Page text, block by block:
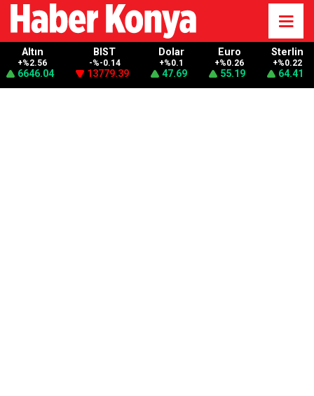
Altın
+%2.56
6646.04
BIST
-%-0.14
13779.39
Dolar
+%0.1
47.69
Euro
+%0.26
55.19
Sterlin
+%0.22
64.41